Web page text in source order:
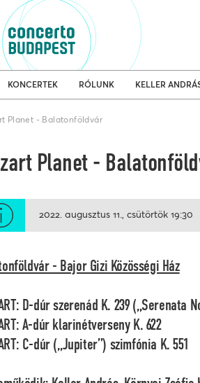
KONCERTEK RÓLUNK KELLER
Planet - Balatonföldvár
Planet -
2022. augusztus 11. csütörtök 19:30
- Bajor Gizi Közösségi Ház
D-dúr szerenád K. 239 („Serenata
A-dúr klarinétverseny K. 622
C-dúr („Jupiter”) szimfónia K. 551